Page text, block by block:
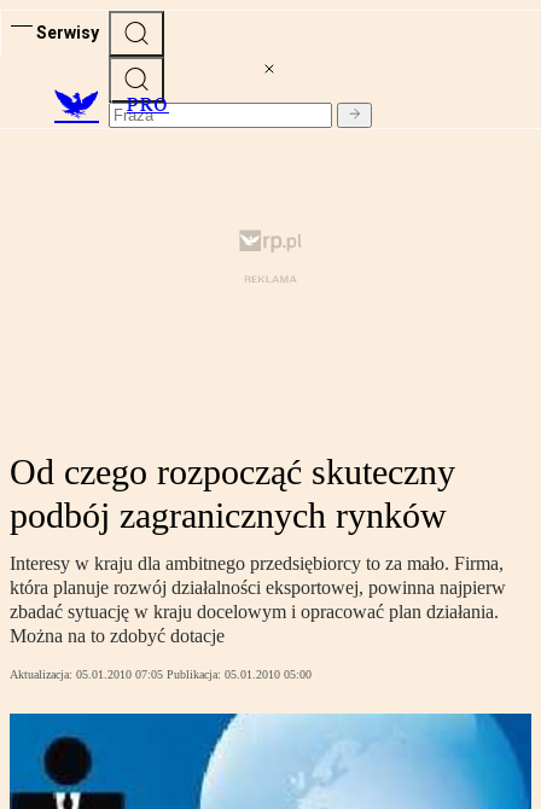
Serwisy
PRO
Od czego rozpocząć skuteczny
podbój zagranicznych rynków
Interesy w kraju dla ambitnego przedsiębiorcy to za mało. Firma,
która planuje rozwój działalności eksportowej, powinna najpierw
zbadać sytuację w kraju docelowym i opracować plan działania.
Można na to zdobyć dotacje
Aktualizacja: 05.01.2010 07:05 Publikacja: 05.01.2010 05:00